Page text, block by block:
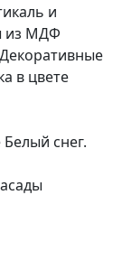
и
из МДФ
в цвете
снег.